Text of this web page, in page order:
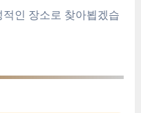
인 장소로 찾아뵙겠습